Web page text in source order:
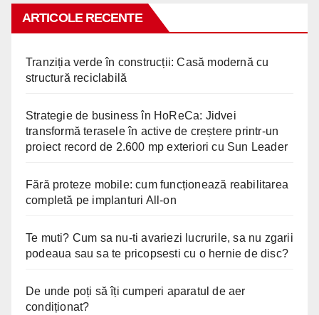
ARTICOLE RECENTE
Tranziția verde în construcții: Casă modernă cu
structură reciclabilă
Strategie de business în HoReCa: Jidvei
transformă terasele în active de creștere printr-un
proiect record de 2.600 mp exteriori cu Sun Leader
Fără proteze mobile: cum funcționează reabilitarea
completă pe implanturi All-on
Te muti? Cum sa nu-ti avariezi lucrurile, sa nu zgarii
podeaua sau sa te pricopsesti cu o hernie de disc?
De unde poți să îți cumperi aparatul de aer
condiționat?